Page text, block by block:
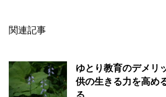
関連記事
ゆとり教育のデメリ
供の生きる力を高め
る